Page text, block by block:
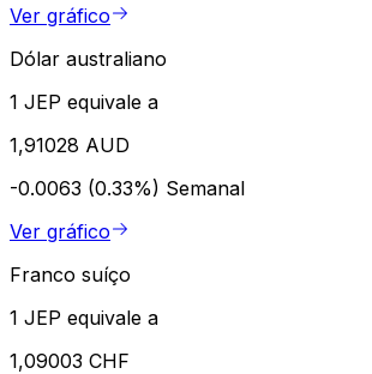
Ver gráfico
Dólar australiano
1 JEP equivale a
1,91028 AUD
-0.0063 (0.33%) Semanal
Ver gráfico
Franco suíço
1 JEP equivale a
1,09003 CHF